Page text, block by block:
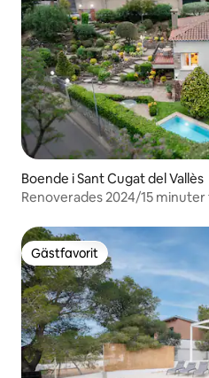
Boende i Sant Cugat del Vallès
Renoverades 2024/15
Gästfavorit
Gästfavorit